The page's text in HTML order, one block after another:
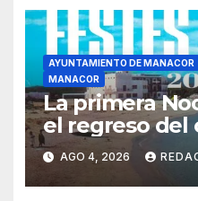
AYUNTAMIENTO DE MANACOR
MANACOR
La primera
el regreso del
marcan las
de S’Illot 2026
AGO 4, 2026